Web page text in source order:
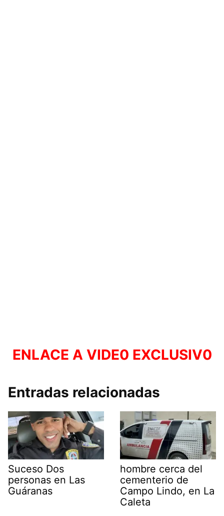
ENLACE A VIDE0 EXCLUSIV0
Entradas relacionadas
Suceso Dos
personas en Las
Guáranas
hombre cerca del
cementerio de
Campo Lindo, en La
Caleta